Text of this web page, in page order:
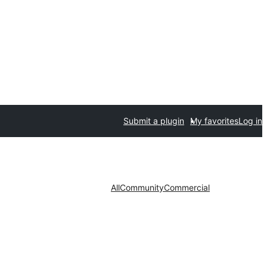
Submit a plugin My favoritesLog in
AllCommunityCommercial